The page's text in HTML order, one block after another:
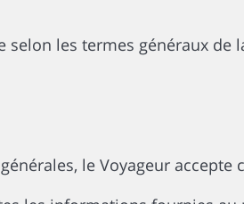
les termes généraux de
le Voyageur accepte